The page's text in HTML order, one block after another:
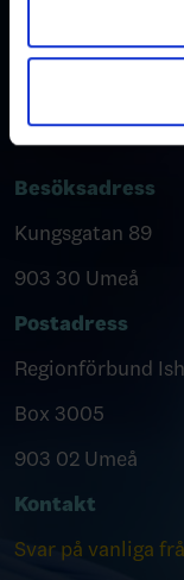
Dessa kan i sin
information som
samlat in när du
Besöksadress
Kungsgatan 89
903 30 Umeå
Postadress
Regionförbund
Box 3005
903 02 Umeå
Kontakt
Svar på vanliga